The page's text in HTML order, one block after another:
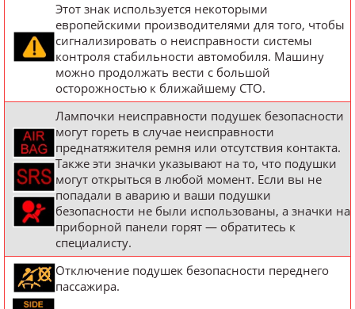
Этот знак используется некоторыми
европейскими производителями для того, чтобы
сигнализировать о неисправности системы
контроля стабильности автомобиля. Машину
можно продолжать вести с большой
осторожностью к ближайшему СТО.
Лампочки неисправности подушек безопасности
могут гореть в случае неисправности
преднатяжителя ремня или отсутствия контакта.
Также эти значки указывают на то, что подушки
могут открыться в любой момент. Если вы не
попадали в аварию и ваши подушки
безопасности не были использованы, а значки на
приборной панели горят — обратитесь к
специалисту.
Отключение подушек безопасности переднего
пассажира.